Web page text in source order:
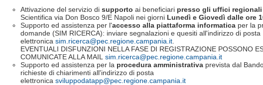
Attivazione del servizio di supporto ai beneficiari presso gli uffici regionali
Scientifica via Don Bosco 9/E Napoli nei giorni Lunedì e Giovedì dalle ore
Supporto ed assistenza per l'accesso alla piattaforma informatica per la
domande (SIM RICERCA): inviare segnalazioni e quesiti all'indirizzo di posta
elettronica sim.ricerca@pec.regione.campania.it
EVENTUALI DISFUNZIONI NELLA FASE DI REGISTRAZIONE POSSONO
COMUNICATE ALLA MAIL sim.ricerca@pec.regione.campania.it
Supporto ed assistenza per la procedura amministrativa prevista dal
richieste di chiarimenti all'indirizzo di posta
elettronica sviluppodatapp@pec.regione.campania.it